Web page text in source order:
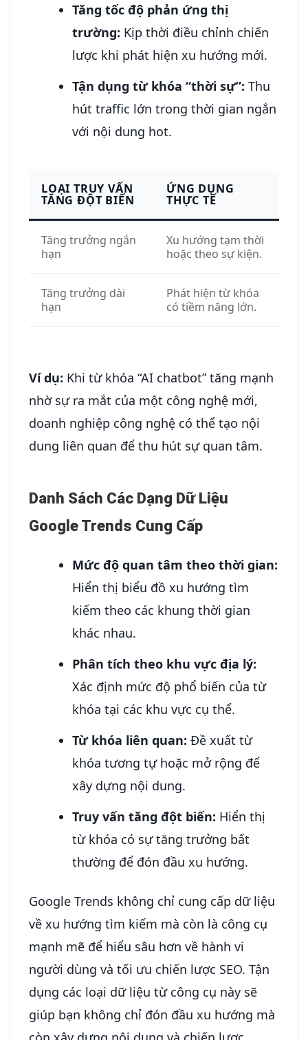
Tăng tốc độ phản ứng thị
trường: Kịp thời điều chỉnh chiến
lược khi phát hiện xu hướng mới.
Tận dụng từ khóa “thời sự”: Thu
hút traffic lớn trong thời gian ngắn
với nội dung hot.
LOẠI TRUY VẤN
TĂNG ĐỘT BIẾN
ỨNG DỤNG
THỰC TẾ
Tăng trưởng ngắn
hạn
Xu hướng tạm thời
hoặc theo sự kiện.
Tăng trưởng dài
hạn
Phát hiện từ khóa
có tiềm năng lớn.
Ví dụ: Khi từ khóa “AI chatbot” tăng mạnh
nhờ sự ra mắt của một công nghệ mới,
doanh nghiệp công nghệ có thể tạo nội
dung liên quan để thu hút sự quan tâm.
Danh Sách Các Dạng Dữ Liệu
Google Trends Cung Cấp
Mức độ quan tâm theo thời gian:
Hiển thị biểu đồ xu hướng tìm
kiếm theo các khung thời gian
khác nhau.
Phân tích theo khu vực địa lý:
Xác định mức độ phổ biến của từ
khóa tại các khu vực cụ thể.
Từ khóa liên quan: Đề xuất từ
khóa tương tự hoặc mở rộng để
xây dựng nội dung.
Truy vấn tăng đột biến: Hiển thị
từ khóa có sự tăng trưởng bất
thường để đón đầu xu hướng.
Google Trends không chỉ cung cấp dữ liệu
về xu hướng tìm kiếm mà còn là công cụ
mạnh mẽ để hiểu sâu hơn về hành vi
người dùng và tối ưu chiến lược SEO. Tận
dụng các loại dữ liệu từ công cụ này sẽ
giúp bạn không chỉ đón đầu xu hướng mà